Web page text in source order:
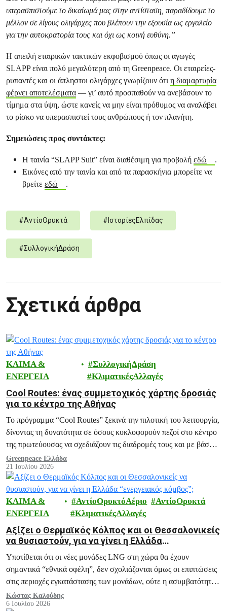
υπερασπιστούμε το δικαίωμά μας στην αντίσταση, παραδίδουμε το
μέλλον σε λίγους ολιγάρχες που βλέπουν την εξουσία ως εργαλείο
για την αυτοκρατορία τους και όχι ως κοινή ευθύνη.”
Η απειλή εταιρικών τακτικών εκφοβισμού όπως οι αγωγές
SLAPP είναι πολύ μεγαλύτερη από τη Greenpeace. Οι εταιρείες-
ρυπαντές και οι άπληστοι ολιγάρχες γνωρίζουν ότι η διαμαρτυρία
φέρνει αποτελέσματα — γι’ αυτό προσπαθούν να ανεβάσουν το
τίμημα στα ύψη, ώστε κανείς να μην είναι πρόθυμος να αναλάβει
το ρίσκο να υπερασπιστεί τους ανθρώπους ή τον πλανήτη.
Σημειώσεις προς συντάκτες:
Η ταινία “SLAPP Suit” είναι διαθέσιμη για προβολή εδώ
.
Εικόνες από την ταινία και από τα παρασκήνια μπορείτε να
βρείτε εδώ .
#ΑντίοΟρυκτά #ΙστορίεςΕλπίδας
#ΣυλλογικήΔράση
Σχετικά άρθρα
ΚΛΙΜΑ &
ΕΝΕΡΓΕΙΑ
ΣυλλογικήΔράση
ΚλιματικέςΑλλαγές
Cool Routes: ένας συμμετοχικός χάρτης δροσιάς
για το κέντρο της Αθήνας
Το πρόγραμμα “Cool Routes” ξεκινά την πιλοτική του λειτουργία,
δίνοντας τη δυνατότητα σε όσους κυκλοφορούν πεζοί στο κέντρο
της πρωτεύουσας να σχεδιάζουν τις διαδρομές τους και με βάση
τη θερμική τους άνεση, εντοπίζοντας τα πιο δροσερά σημεία της
πόλης.
Greenpeace Ελλάδα
21 Ιουλίου 2026
ΚΛΙΜΑ &
ΕΝΕΡΓΕΙΑ
ΑντίοΟρυκτόΑέριο
ΑντίοΟρυκτά
ΚλιματικέςΑλλαγές
Αξίζει ο Θερμαϊκός Κόλπος και οι Θεσσαλονικείς
να θυσιαστούν, για να γίνει η Ελλάδα
“ενεργειακός κόμβος”;
Υποτίθεται ότι οι νέες μονάδες LNG στη χώρα θα έχουν
σημαντικά “εθνικά οφέλη”, δεν σχολιάζονται όμως οι επιπτώσεις
στις περιοχές εγκατάστασης των μονάδων, ούτε η ασυμβατότητά
τους με τους στόχους για απανθρακοποίηση, πράσινη μετάβαση
και αντιμετώπιση της κλιματικής κρίσης.
Κώστας Καλούδης
6 Ιουλίου 2026